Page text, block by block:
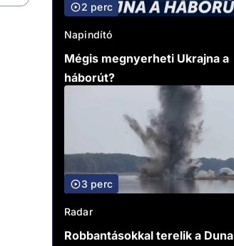
2 perc
Napindító
Mégis megnyerheti Ukrajna a
háborút?
3 perc
Radar
Robbantásokkal terelik a Duna